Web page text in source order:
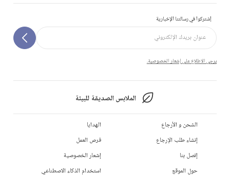
إشتركوا في رسالتنا الإخبارية
يرجى الاطلاع على إشعار الخصوصية.
الملابس الصديقة للبيئة
الشحن و الأرجاع
إنشاء طلب الإرجاع
إتصل بنا
حول الموقع
الهدايا
فرص العمل
إشعار الخصوصية
استخدام الذكاء الاصطناعي